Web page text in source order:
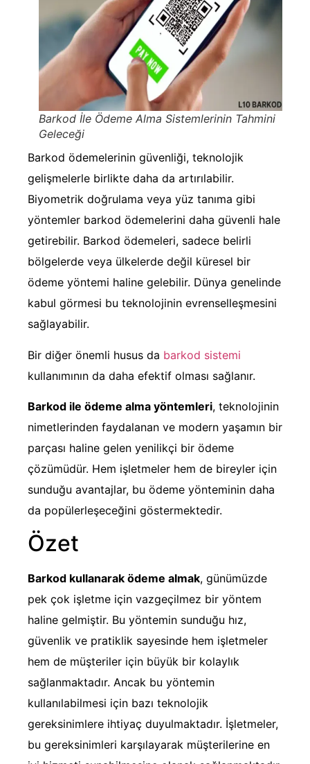
Barkod İle Ödeme Alma Sistemlerinin Tahmini
Geleceği
Barkod ödemelerinin güvenliği, teknolojik
gelişmelerle birlikte daha da artırılabilir.
Biyometrik doğrulama veya yüz tanıma gibi
yöntemler barkod ödemelerini daha güvenli hale
getirebilir. Barkod ödemeleri, sadece belirli
bölgelerde veya ülkelerde değil küresel bir
ödeme yöntemi haline gelebilir. Dünya genelinde
kabul görmesi bu teknolojinin evrenselleşmesini
sağlayabilir.
Bir diğer önemli husus da barkod sistemi
kullanımının da daha efektif olması sağlanır.
Barkod ile ödeme alma yöntemleri, teknolojinin
nimetlerinden faydalanan ve modern yaşamın bir
parçası haline gelen yenilikçi bir ödeme
çözümüdür. Hem işletmeler hem de bireyler için
sunduğu avantajlar, bu ödeme yönteminin daha
da popülerleşeceğini göstermektedir.
Özet
Barkod kullanarak ödeme almak, günümüzde
pek çok işletme için vazgeçilmez bir yöntem
haline gelmiştir. Bu yöntemin sunduğu hız,
güvenlik ve pratiklik sayesinde hem işletmeler
hem de müşteriler için büyük bir kolaylık
sağlanmaktadır. Ancak bu yöntemin
kullanılabilmesi için bazı teknolojik
gereksinimlere ihtiyaç duyulmaktadır. İşletmeler,
bu gereksinimleri karşılayarak müşterilerine en